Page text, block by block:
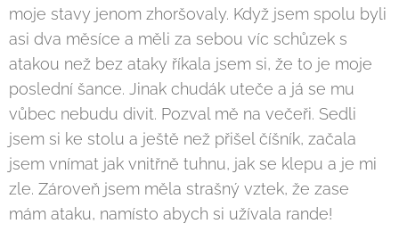
moje stavy jenom zhoršovaly. Když jsem spolu byli
asi dva měsíce a měli za sebou víc schůzek s
atakou než bez ataky říkala jsem si, že to je moje
poslední šance. Jinak chudák uteče a já se mu
vůbec nebudu divit. Pozval mě na večeři. Sedli
jsem si ke stolu a ještě než přišel číšník, začala
jsem vnímat jak vnitřně tuhnu, jak se klepu a je mi
zle. Zároveň jsem měla strašný vztek, že zase
mám ataku, namísto abych si užívala rande!